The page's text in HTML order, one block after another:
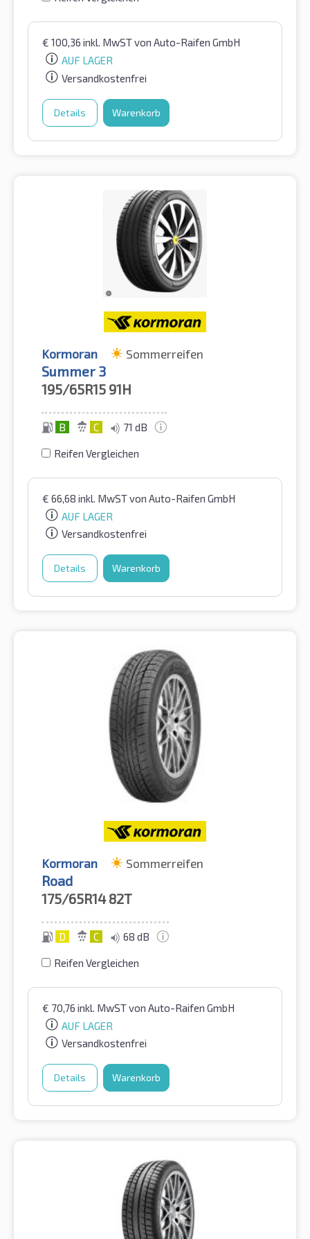
€ 100,36 inkl. MwSTvon Auto-Raifen GmbH
AUF LAGER
Versandkostenfrei
Details Warenkorb
Kormoran Sommerreifen
Summer 3
195/65R15 91H
B C 71 dB
Reifen Vergleichen
€ 66,68 inkl. MwSTvon Auto-Raifen GmbH
AUF LAGER
Versandkostenfrei
Details Warenkorb
Kormoran Sommerreifen
Road
175/65R14 82T
D C 68 dB
Reifen Vergleichen
€ 70,76 inkl. MwSTvon Auto-Raifen GmbH
AUF LAGER
Versandkostenfrei
Details Warenkorb